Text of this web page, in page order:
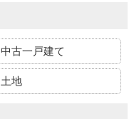
中古一戸建て
土地